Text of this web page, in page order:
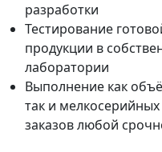
разработки
Тестирование
продукции в
лаборатории
Выполнение как
так и мелкосерийных
заказов любой